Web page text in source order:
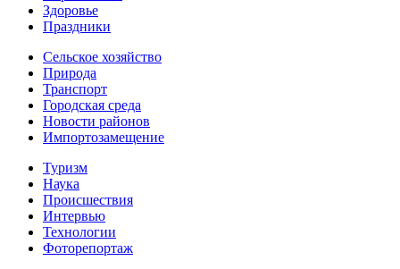
Здоровье
Праздники
Сельское хозяйство
Природа
Транспорт
Городская среда
Новости районов
Импортозамещение
Туризм
Наука
Происшествия
Интервью
Технологии
Фоторепортаж